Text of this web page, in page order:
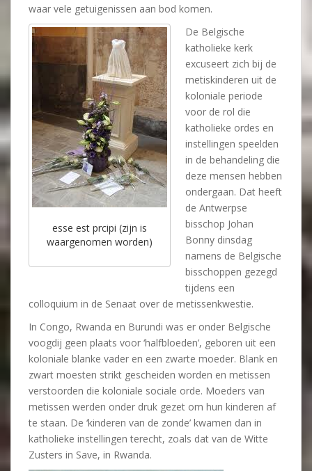
waar vele getuigenissen aan bod komen.
esse est prcipi (zijn is
waargenomen worden)
De Belgische
katholieke kerk
excuseert zich bij de
metiskinderen uit de
koloniale periode
voor de rol die
katholieke ordes en
instellingen speelden
in de behandeling die
deze mensen hebben
ondergaan. Dat heeft
de Antwerpse
bisschop Johan
Bonny dinsdag
namens de Belgische
bisschoppen gezegd
tijdens een
colloquium in de Senaat over de metissenkwestie.
In Congo, Rwanda en Burundi was er onder Belgische
voogdij geen plaats voor ‘halfbloeden’, geboren uit een
koloniale blanke vader en een zwarte moeder. Blank en
zwart moesten strikt gescheiden worden en metissen
verstoorden die koloniale sociale orde. Moeders van
metissen werden onder druk gezet om hun kinderen af
te staan. De ‘kinderen van de zonde’ kwamen dan in
katholieke instellingen terecht, zoals dat van de Witte
Zusters in Save, in Rwanda.